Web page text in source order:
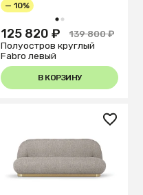
1 2
— 10%
125 820 ₽
139 800 ₽
Полуостров круглый
Fabro левый
В КОРЗИНУ